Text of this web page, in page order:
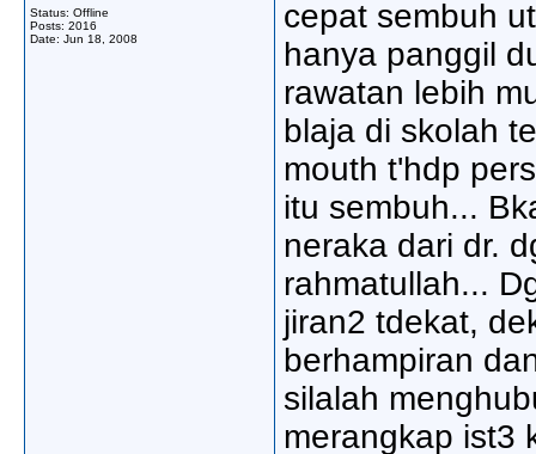
Status: Offline
Posts: 2016
Date: Jun 18, 2008
cepat sembuh
hanya panggil
rawatan lebih
blaja di skolah
mouth t'hdp
itu sembuh...
neraka dari dr.
rahmatullah...
jiran2 tdekat,
berhampiran
silalah
merangkap ist3